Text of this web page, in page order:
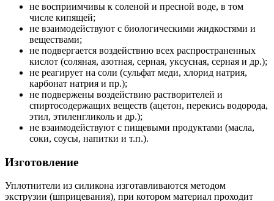
не восприимчивы к соленой и пресной воде, в том
числе кипящей;
не взаимодействуют с биологическими жидкостями и
веществами;
не подвергается воздействию всех распространенных
кислот (соляная, азотная, серная, уксусная, серная и др.);
не реагирует на соли (сульфат меди, хлорид натрия,
карбонат натрия и пр.);
не подвержены воздействию растворителей и
спиртосодержащих веществ (ацетон, перекись водорода,
этил, этиленгликоль и др.);
не взаимодействуют с пищевыми продуктами (масла,
соки, соусы, напитки и т.п.).
Изготовление
Уплотнители из силикона изготавливаются методом
экструзии (шприцевания), при котором материал проходит